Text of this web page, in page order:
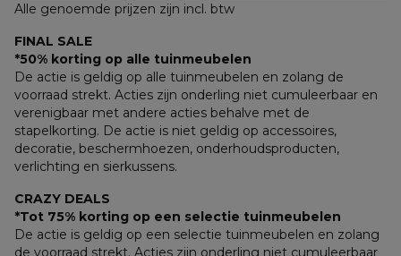
Alle genoemde prijzen zijn incl. btw
FINAL SALE
*50% korting op alle tuinmeubelen
De actie is geldig op alle tuinmeubelen en zolang de
voorraad strekt. Acties zijn onderling niet cumuleerbaar en
verenigbaar met andere acties behalve met de
stapelkorting. De actie is niet geldig op accessoires,
decoratie, beschermhoezen, onderhoudsproducten,
verlichting en sierkussens.
CRAZY DEALS
*Tot 75% korting op een selectie tuinmeubelen
De actie is geldig op een selectie tuinmeubelen en zolang
de voorraad strekt. Acties zijn onderling niet cumuleerbaar